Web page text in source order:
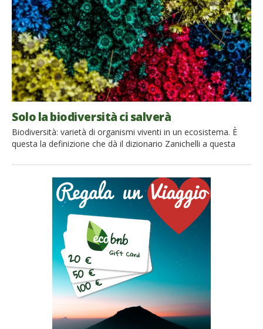
Solo la biodiversità ci salverà
Biodiversità: varietà di organismi viventi in un ecosistema. È
questa la definizione che dà il dizionario Zanichelli a questa
davvero il suo profondo significato e la sua vitale importanza
per il Pianeta? Questo termine relativamente recente (fu usato
per la prima volta nel 1986) indica l’equilibrio […]